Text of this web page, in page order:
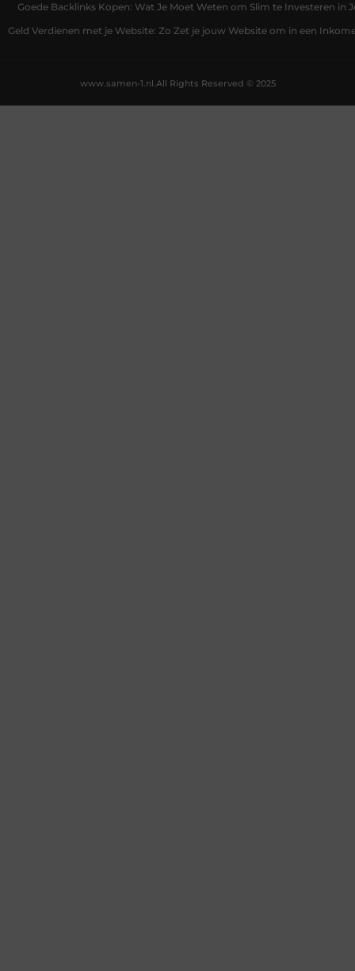
Goede Backlinks Kopen: Wat Je Moet Weten om Slim te Investeren in
Geld Verdienen met je Website: Zo Zet je jouw Website om in een
All Rights Reserved © 2025
www.samen-1.nl.